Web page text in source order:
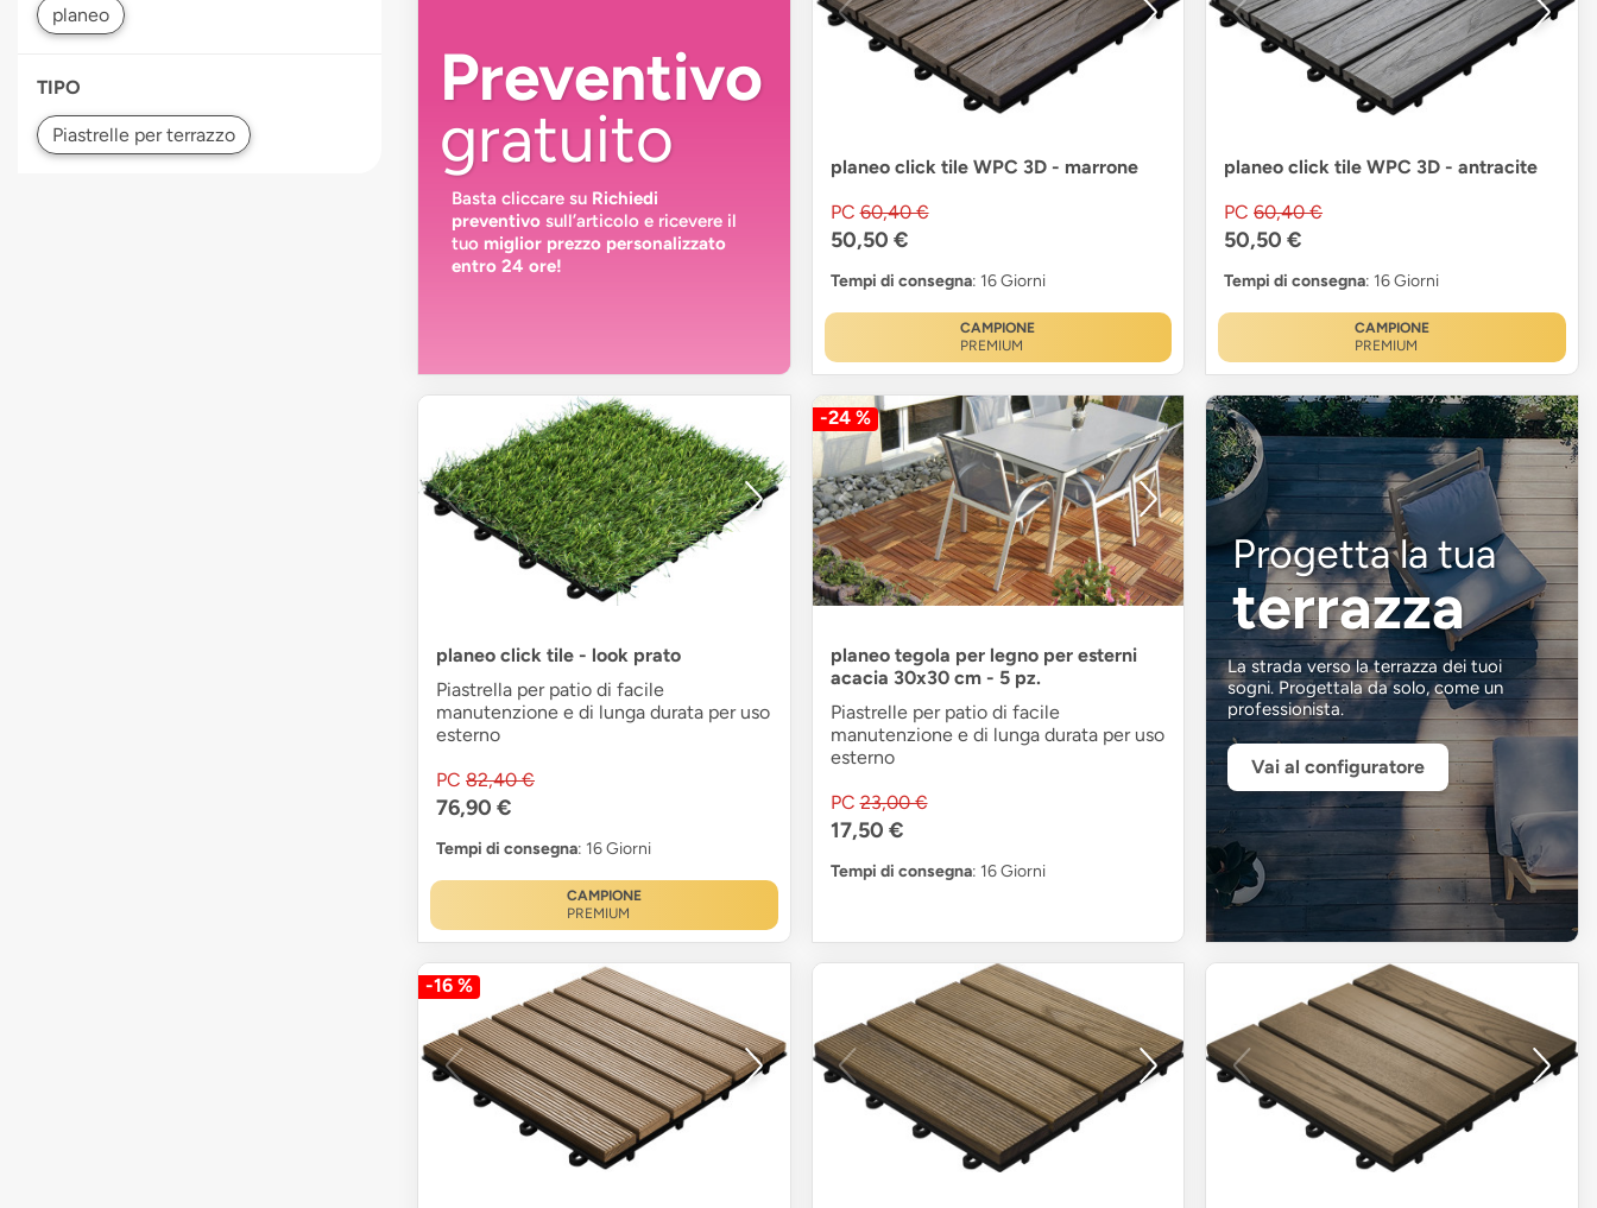
TIPO Preventivo
gratuito
Basta cliccare su Richiedi
preventivo sull’articolo e ricevere il
tuomiglior prezzo personalizzato
entro 24 ore!
planeo click tile WPC 3D - marrone
PC 60,40 €
50,50 €
Tempi di consegna: 16 Giorni
CAMPIONE
PREMIUM
planeo click tile WPC 3D - antracite
PC 60,40 €
50,50 €
Tempi di consegna: 16 Giorni
CAMPIONE
PREMIUM
planeo click tile - look prato
Piastrella per patio di facile
manutenzione e di lunga durata per uso
esterno
PC 82,40 €
76,90 €
Tempi di consegna: 16 Giorni
CAMPIONE
PREMIUM
-24 %
planeo tegola per legno per esterni
acacia 30x30 cm - 5 pz.
Piastrelle per patio di facile
manutenzione e di lunga durata per uso
esterno
PC 23,00 €
17,50 €
Tempi di consegna: 16 Giorni
Progetta la tua
terrazza
La strada verso la terrazza dei tuoi
sogni. Progettala da solo, come un
professionista.
Vai al configuratore
-16 %